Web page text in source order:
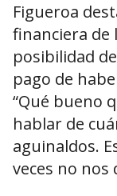
Figueroa
financiera de
posibilidad
pago de
“Qué bueno
hablar de
aguinaldos.
veces no nos